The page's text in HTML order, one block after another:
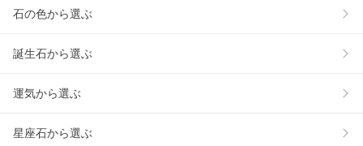
石の色から選ぶ
誕生石から選ぶ
運気から選ぶ
星座石から選ぶ